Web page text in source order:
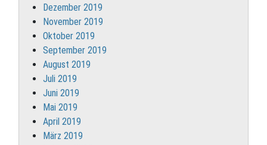
Dezember 2019
November 2019
Oktober 2019
September 2019
August 2019
Juli 2019
Juni 2019
Mai 2019
April 2019
März 2019